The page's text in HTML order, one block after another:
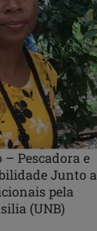
Pescadora e
Junto a
pela
(UNB)